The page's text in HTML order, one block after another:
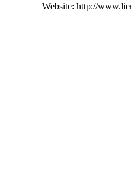
Website: http://